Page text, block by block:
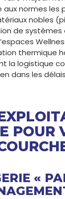
normes les
nobles
de
thermique
la logistique
dans les
POUR
«